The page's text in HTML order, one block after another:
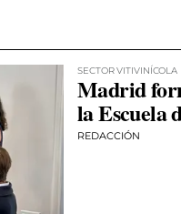
SECTOR VITIVINÍCOLA
Madrid
la Escuela
REDACCIÓN